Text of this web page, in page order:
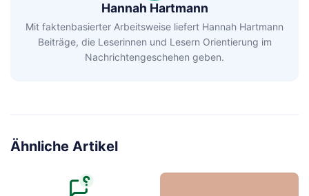
Hannah Hartmann
Mit faktenbasierter Arbeitsweise liefert Hannah Hartmann
Beiträge, die Leserinnen und Lesern Orientierung im
Nachrichtengeschehen geben.
Ähnliche Artikel